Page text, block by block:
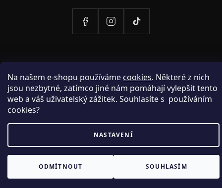
Na našem e-shopu používáme cookies. Některé z nich
jsou nezbytné, zatímco jiné nám pomáhají vylepšit tento
web a váš uživatelský zážitek. Souhlasíte s používáním
cookies?
NASTAVENÍ
ODMÍTNOUT SOUHLASÍM
PROVOZOVATELEM STRANEK HOSH.CZ JE SPOLECNOST PAK